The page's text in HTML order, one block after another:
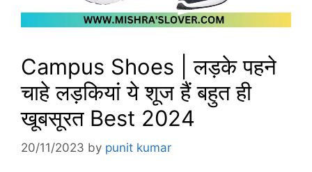
Campus Shoes | लड़के पहने
चाहे लड़कियां ये शूज हैं बहुत ही
खूबसूरत Best 2024
20/11/2023 by punit kumar